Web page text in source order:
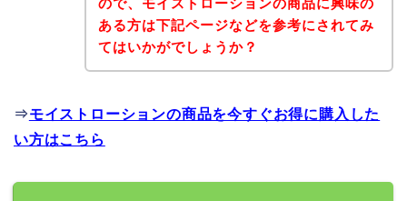
ので、モイストローションの商品に興味の
ある方は下記ページなどを参考にされてみ
てはいかがでしょうか？
⇒モイストローションの商品を今すぐお得に購入した
い方はこちら